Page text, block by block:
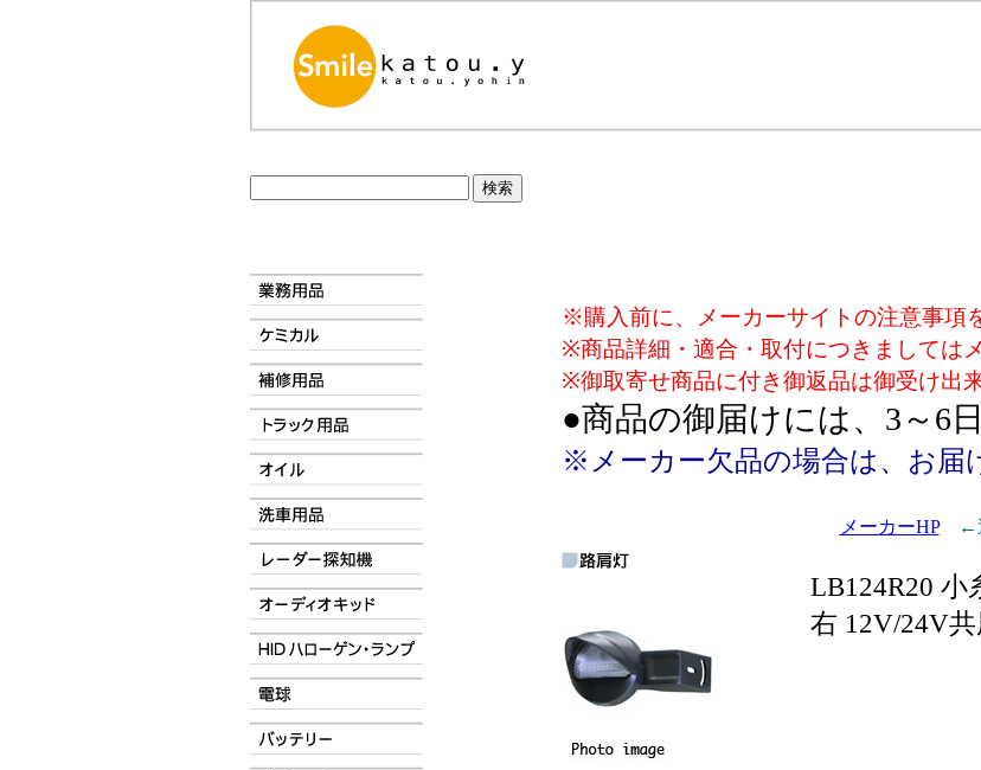
※購入前に、メーカーサイトの注意事項
※商品詳細・適合・取付につきましては
※御取寄せ商品に付き御返品は御受け出来
●商品の御届けには、3～6
※メーカー欠品の場合は、お届
メーカーHP←適
LB124R20 小
右 12V/24V